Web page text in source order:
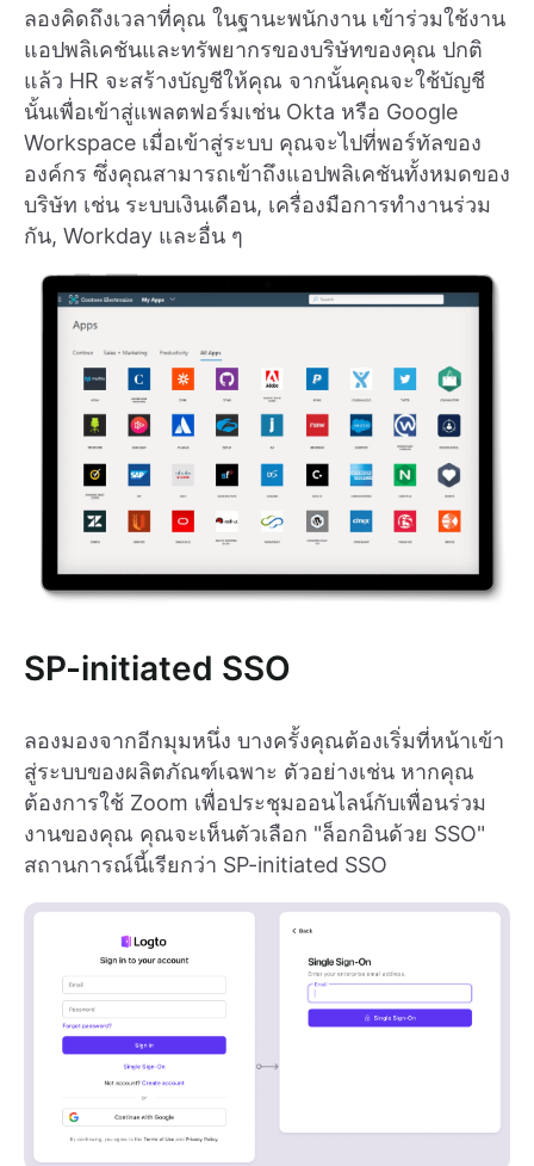
ลองคิดถึงเวลาที่คุณ ในฐานะพนักงาน เข้าร่วมใช้งาน
แอปพลิเคชันและทรัพยากรของบริษัทของคุณ ปกติ
แล้ว HR จะสร้างบัญชีให้คุณ จากนั้นคุณจะใช้บัญชี
นั้นเพื่อเข้าสู่แพลตฟอร์มเช่น Okta หรือ Google
Workspace เมื่อเข้าสู่ระบบ คุณจะไปที่พอร์ทัลของ
องค์กร ซึ่งคุณสามารถเข้าถึงแอปพลิเคชันทั้งหมดของ
บริษัท เช่น ระบบเงินเดือน, เครื่องมือการทำงานร่วม
กัน, Workday และอื่น ๆ
SP-initiated SSO
ลองมองจากอีกมุมหนึ่ง บางครั้งคุณต้องเริ่มที่หน้าเข้า
สู่ระบบของผลิตภัณฑ์เฉพาะ ตัวอย่างเช่น หากคุณ
ต้องการใช้ Zoom เพื่อประชุมออนไลน์กับเพื่อนร่วม
งานของคุณ คุณจะเห็นตัวเลือก "ล็อกอินด้วย SSO"
สถานการณ์นี้เรียกว่า SP-initiated SSO